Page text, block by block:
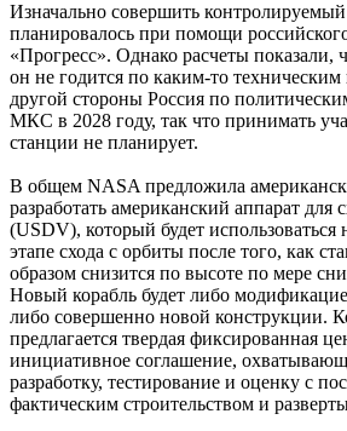
Изначально совершить
планировалось при помощи
«Прогресс». Однако расчеты показали,
он не годится по каким-то техническим
другой стороны Россия по
МКС в 2028 году, так что принимать
станции не планирует.
В общем NASA предложила
разработать американский аппарат для
(USDV), который будет использоваться
этапе схода с орбиты после того, как
образом снизится по высоте по мере
Новый корабль будет либо
либо совершенно новой конструкции.
предлагается твердая фиксированная
инициативное соглашение,
разработку, тестирование и оценку с
фактическим строительством и